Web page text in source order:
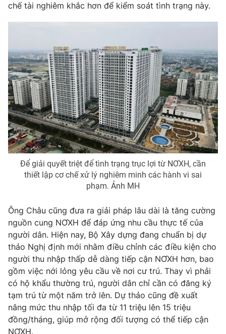
chế tài nghiêm khắc hơn để kiểm soát tình trạng này.
Để giải quyết triệt để tình trạng trục lợi từ NƠXH, cần
thiết lập cơ chế xử lý nghiêm minh các hành vi sai
phạm. Ảnh MH
Ông Châu cũng đưa ra giải pháp lâu dài là tăng cường
nguồn cung NƠXH để đáp ứng nhu cầu thực tế của
người dân. Hiện nay, Bộ Xây dựng đang chuẩn bị dự
thảo Nghị định mới nhằm điều chỉnh các điều kiện cho
người thu nhập thấp dễ dàng tiếp cận NƠXH hơn, bao
gồm việc nới lỏng yêu cầu về nơi cư trú. Thay vì phải
có hộ khẩu thường trú, người dân chỉ cần có đăng ký
tạm trú từ một năm trở lên. Dự thảo cũng đề xuất
nâng mức thu nhập tối đa từ 11 triệu lên 15 triệu
đồng/tháng, giúp mở rộng đối tượng có thể tiếp cận
NƠXH.